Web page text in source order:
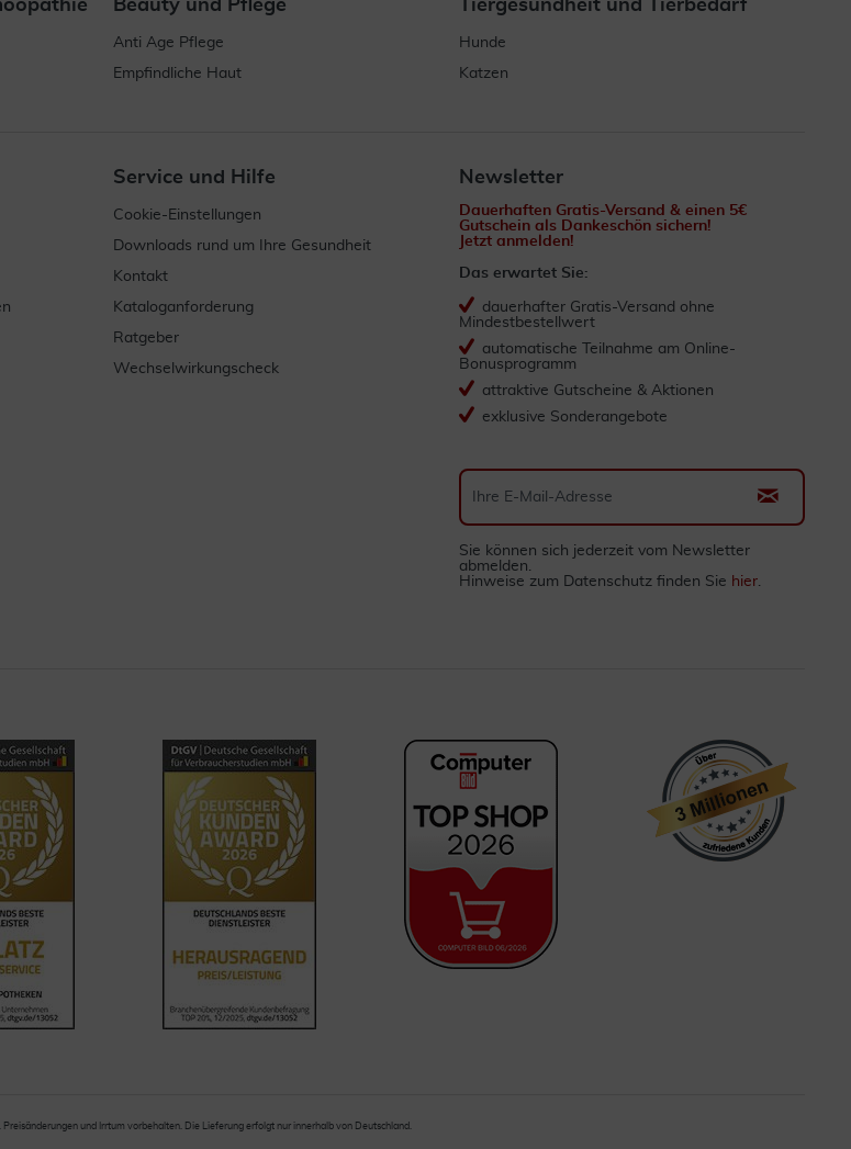
Beauty und Pflege
Anti Age Pflege
Empfindliche Haut
Tiergesundheit und Tierbedarf
Hunde
Katzen
Service und Hilfe
Cookie-Einstellungen
Downloads rund um Ihre Gesundheit
Kontakt
Kataloganforderung
Ratgeber
Wechselwirkungscheck
Newsletter
Dauerhaften Gratis-Versand & einen 5€
Gutschein als Dankeschön sichern!
Jetzt anmelden!
Das erwartet Sie:
dauerhafter Gratis-Versand ohne
Mindestbestellwert
automatische Teilnahme am Online-
Bonusprogramm
attraktive Gutscheine & Aktionen
exklusive Sonderangebote
Sie können sich jederzeit vom Newsletter
abmelden.
Hinweise zum Datenschutz finden Sie hier.
und Irrtum vorbehalten. Die Lieferung erfolgt nur innerhalb von Deutschland.